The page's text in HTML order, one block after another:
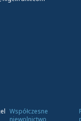
Współczesne
niewolnictwo